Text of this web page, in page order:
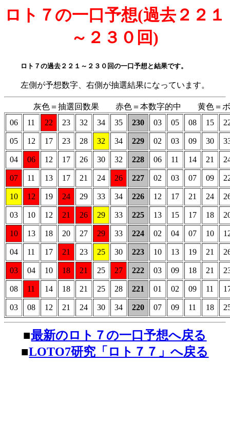
ロト７の一口予想(過去２２１
～２３０回)
ロト７の過去２２１～２３０回の一口予想と結果です。
左側が予想数字、右側が抽選結果になっています。
灰色＝抽選回数果 赤色＝本数字的中 黄色＝ボ
06
11 22 23 32 34 35 230 03 05 08 15
05 12 17 23 28 32 34 229 02 03 09 30
04 06 12 17 26 30 32 228 06 11 14 21
07 11 13 17 21 24 26 227 02 03 07 09
10 12 19 24 29 33 34 226 12 17 21 24
03 10 12 21 26 29 33 225 13 15 17 18
10 13 18 20 27 29 33 224 02 04 07 10
04 11 17 21 23 25 30 223 10 13 19 21
03 04 10 18 21 25 27 222 03 09 18 21
08 11 14 18 21 25 28 221 01 02 09 11
03 08 12 21 24 30 34 220 07 09 11 18
■最新のロト７の一口予想へ戻る
■LOTO7研究「ロト７７」へ戻る